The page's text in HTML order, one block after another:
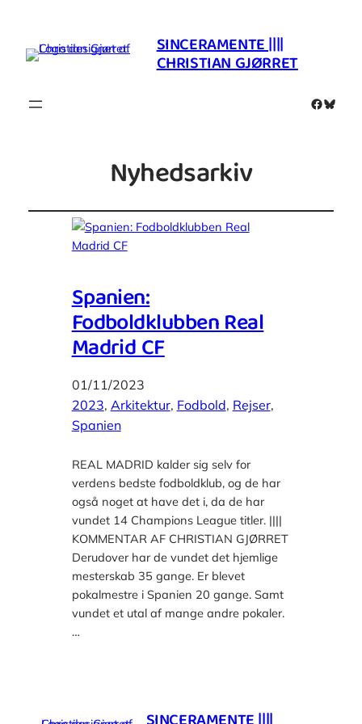
SINCERAMENTE ||||
CHRISTIAN GJØRRET
Nyhedsarkiv
Spanien:
Fodboldklubben Real
Madrid CF
01/11/2023
2023, Arkitektur, Fodbold, Rejser
Spanien
REAL MADRID kalder sig selv for
verdens bedste fodboldklub, og de har
også noget at have det i, da de har
vundet 14 Champions League titler. ||||
KOMMENTAR AF CHRISTIAN GJØRRET
Derudover har de vundet det hjemlige
mesterskab 35 gange. Er blevet
pokalmestre i Spanien 20 gange. Samt
vundet et utal af mange andre pokaler.
…